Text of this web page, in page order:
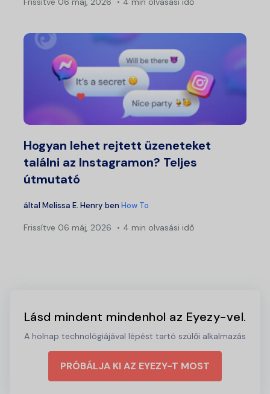
Hogyan lehet rejtett üzeneteket
találni az Instagramon? Teljes
útmutató
által Melissa E. Henry ben How To
Frissítve 06 máj, 2026 4 min olvasási idő
Lásd mindent mindenhol az Eyezy-vel.
A holnap technológiájával lépést tartó szülői alkalmazás
PRÓBÁLJA KI AZ EYEZY-T MOST